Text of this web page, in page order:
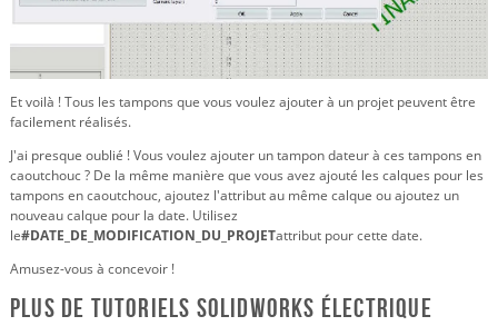
Et voilà ! Tous les tampons que vous voulez ajouter à un projet peuvent être
facilement réalisés.
J'ai presque oublié ! Vous voulez ajouter un tampon dateur à ces tampons en
caoutchouc ? De la même manière que vous avez ajouté les calques pour les
tampons en caoutchouc, ajoutez l'attribut au même calque ou ajoutez un
nouveau calque pour la date. Utilisez
le#DATE_DE_MODIFICATION_DU_PROJETattribut pour cette date.
Amusez-vous à concevoir !
Plus de tutoriels SOLIDWORKS Électrique